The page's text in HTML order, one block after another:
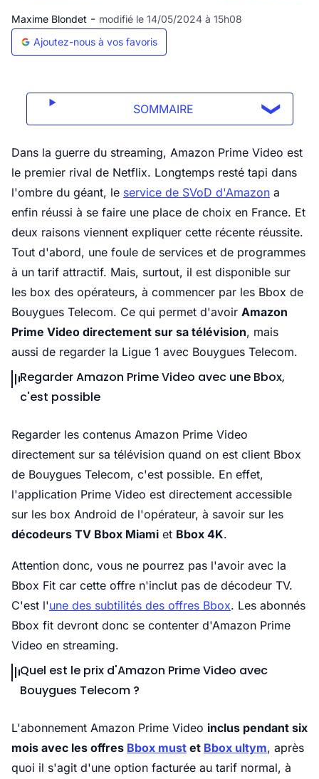
Maxime Blondet - modifié le 14/05/2024 à 15h08
Ajoutez-nous à vos favoris
SOMMAIRE
Dans la guerre du streaming, Amazon Prime Video est
le premier rival de Netflix. Longtemps resté tapi dans
l'ombre du géant, le service de SVoD d'Amazon a
enfin réussi à se faire une place de choix en France. Et
deux raisons viennent expliquer cette récente réussite.
Tout d'abord, une foule de services et de programmes
à un tarif attractif. Mais, surtout, il est disponible sur
les box des opérateurs, à commencer par les Bbox de
Bouygues Telecom. Ce qui permet d'avoir Amazon
Prime Video directement sur sa télévision, mais
aussi de regarder la Ligue 1 avec Bouygues Telecom.
Regarder Amazon Prime Video avec une Bbox,
c'est possible
Regarder les contenus Amazon Prime Video
directement sur sa télévision quand on est client Bbox
de Bouygues Telecom, c'est possible. En effet,
l'application Prime Video est directement accessible
sur les box Android de l'opérateur, à savoir sur les
décodeurs TV Bbox Miami et Bbox 4K.
Attention donc, vous ne pourrez pas l'avoir avec la
Bbox Fit car cette offre n'inclut pas de décodeur TV.
C'est l'une des subtilités des offres Bbox. Les abonnés
Bbox fit devront donc se contenter d'Amazon Prime
Video en streaming.
Quel est le prix d'Amazon Prime Video avec
Bouygues Telecom ?
L'abonnement Amazon Prime Video inclus pendant six
mois avec les offres Bbox must et Bbox ultym, après
quoi il s'agit d'une option facturée au tarif normal, à